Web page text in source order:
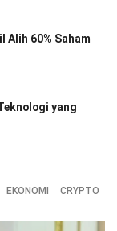
Alih 60% Saham
yang
EKONOMI CRYPTO